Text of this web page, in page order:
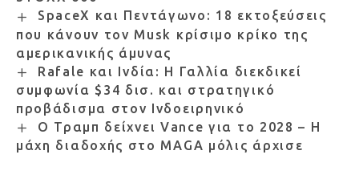
SpaceX και Πεντάγωνο: 18 εκτοξεύσεις
που κάνουν τον Musk κρίσιμο κρίκο της
αμερικανικής άμυνας
Rafale και Ινδία: Η Γαλλία διεκδικεί
συμφωνία $34 δισ. και στρατηγικό
προβάδισμα στον Ινδοειρηνικό
Ο Τραμπ δείχνει Vance για το 2028 – Η
μάχη διαδοχής στο MAGA μόλις άρχισε